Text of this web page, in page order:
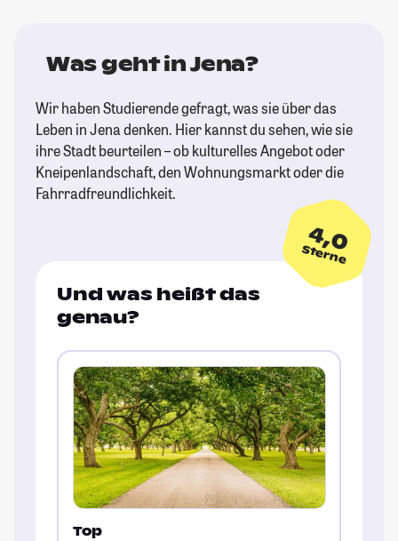
Was geht in Jena?
Wir haben Studierende gefragt, was sie über das
Leben in Jena denken. Hier kannst du sehen, wie sie
ihre Stadt beurteilen – ob kulturelles Angebot oder
Kneipenlandschaft, den Wohnungsmarkt oder die
Fahrradfreundlichkeit.
4,0
Sterne
Und was heißt das
genau?
Top